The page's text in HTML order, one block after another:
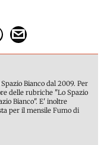
Bianco dal 2009. Per
delle rubriche "Lo Spazio
Bianco". E' inoltre
per il mensile Fumo di